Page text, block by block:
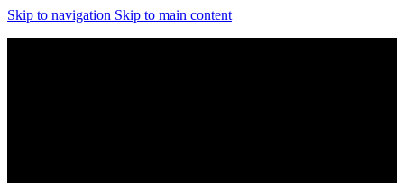
Skip to navigation Skip to main content